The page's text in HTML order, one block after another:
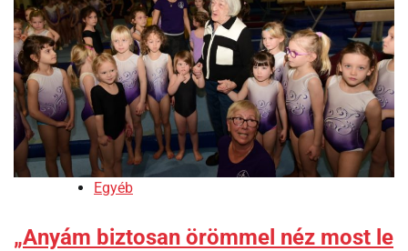
Egyéb
„Anyám biztosan örömmel néz most le